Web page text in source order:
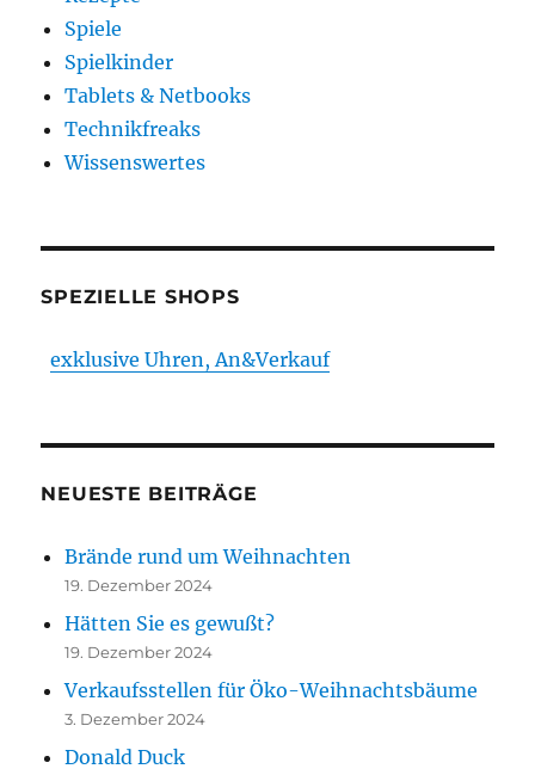
Spiele
Spielkinder
Tablets & Netbooks
Technikfreaks
Wissenswertes
SPEZIELLE SHOPS
exklusive Uhren, An&Verkauf
NEUESTE BEITRÄGE
Brände rund um Weihnachten
19. Dezember 2024
Hätten Sie es gewußt?
19. Dezember 2024
Verkaufsstellen für Öko-Weihnachtsbäume
3. Dezember 2024
Donald Duck